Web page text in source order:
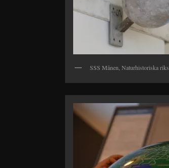
SSS Månen, Naturhistoriska